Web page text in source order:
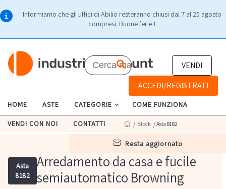
Informiamo che gli uffici di Abilio resteranno chiusi dal 7 al 25 agosto
compresi. Buone ferie !
VENDI
ACCEDI/REGISTRATI
HOME ASTE CATEGORIE COME FUNZIONA
VENDI CON NOI CONTATTI
resta aggiornato
/ Stock / Asta 8182
Asta
8182
Arredamento da casa e fucile
semiautomatico Browning